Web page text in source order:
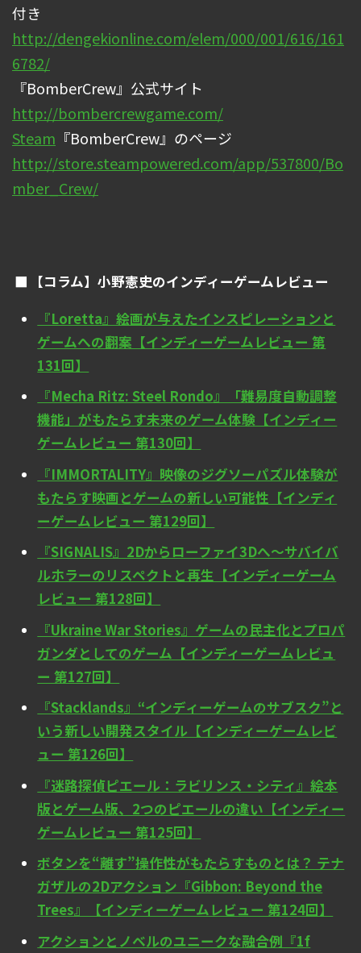
付き
http://dengekionline.com/elem/000/001/616/161
6782/
『BomberCrew』公式サイト
http://bombercrewgame.com/
Steam 『BomberCrew』のページ
http://store.steampowered.com/app/537800/Bo
mber_Crew/
【コラム】小野憲史のインディーゲームレビュー
『Loretta』絵画が与えたインスピレーションと
ゲームへの翻案【インディーゲームレビュー 第
131回】
『Mecha Ritz: Steel Rondo』「難易度自動調整
機能」がもたらす未来のゲーム体験【インディー
ゲームレビュー 第130回】
『IMMORTALITY』映像のジグソーパズル体験が
もたらす映画とゲームの新しい可能性【インディ
ーゲームレビュー 第129回】
『SIGNALIS』2Dからローファイ3Dへ～サバイバ
ルホラーのリスペクトと再生【インディーゲーム
レビュー 第128回】
『Ukraine War Stories』ゲームの民主化とプロパ
ガンダとしてのゲーム【インディーゲームレビュ
ー 第127回】
『Stacklands』“インディーゲームのサブスク”と
いう新しい開発スタイル【インディーゲームレビ
ュー 第126回】
『迷路探偵ピエール：ラビリンス・シティ』絵本
版とゲーム版、2つのピエールの違い【インディー
ゲームレビュー 第125回】
ボタンを“離す”操作性がもたらすものとは？ テナ
ガザルの2Dアクション『Gibbon: Beyond the
Trees』【インディーゲームレビュー 第124回】
アクションとノベルのユニークな融合例『1f